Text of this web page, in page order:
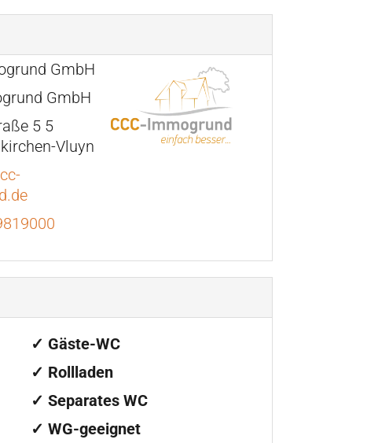
GmbH
GmbH
5 5
Vluyn
✓ Gäste-WC
✓ Rollladen
✓ Separates WC
✓ WG-geeignet